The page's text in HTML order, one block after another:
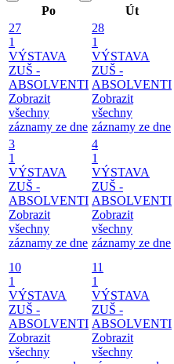
Po
Út
27
1
VÝSTAVA
ZUŠ -
ABSOLVENTI
Zobrazit
všechny
záznamy ze dne
28
1
VÝSTAVA
ZUŠ -
ABSOLVENTI
Zobrazit
všechny
záznamy ze dne
3
1
VÝSTAVA
ZUŠ -
ABSOLVENTI
Zobrazit
všechny
záznamy ze dne
4
1
VÝSTAVA
ZUŠ -
ABSOLVENTI
Zobrazit
všechny
záznamy ze dne
10
1
VÝSTAVA
ZUŠ -
ABSOLVENTI
Zobrazit
všechny
11
1
VÝSTAVA
ZUŠ -
ABSOLVENTI
Zobrazit
všechny